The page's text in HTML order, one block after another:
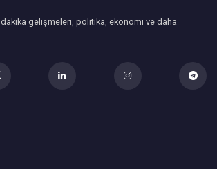
gelişmeleri, politika, ekonomi ve daha